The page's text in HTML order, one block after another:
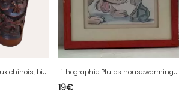
P
aire de pots à pinceaux chinois, bitong
L
ithographie Plutos housewarming, 1947.
19€